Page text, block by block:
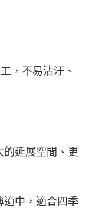
，不易沾汙、
的延展空間、更
適中，適合四季